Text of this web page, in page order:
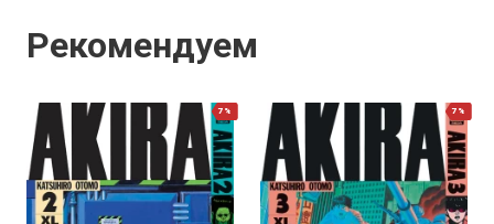
Рекомендуем
7% 7%